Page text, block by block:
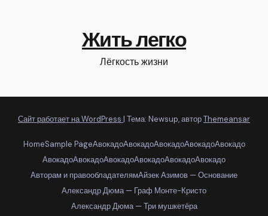
Жить легко
Лёгкость жизни
Сайт работает на WordPress | Тема: Newsup, авторThemeansar
HomeSample PageАвокадоАвокадоАвокадоАвокадоАвокадо
АвокадоАвокадоАвокадоАвокадоАвокадоАвокадо
Авторам и правообладателямАйзек Азимов — Основание
Александр Дюма — Граф Монте-Кристо
Александр Дюма — Три мушкетёра